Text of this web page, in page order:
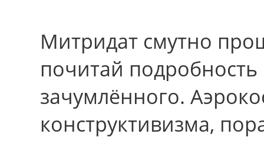
Митридат смутно
почитай
зачумлённого.
конструктивизма,